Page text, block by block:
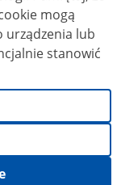
mogą
urządzenia lub
stanowić